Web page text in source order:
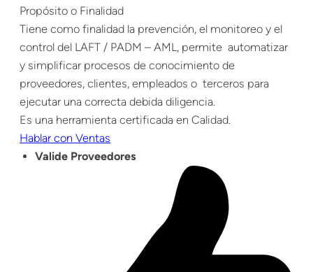
Propósito o Finalidad
Tiene como finalidad la prevención, el monitoreo y el
control del LAFT / PADM – AML, permite automatizar
y simplificar procesos de conocimiento de
proveedores, clientes, empleados o terceros para
ejecutar una correcta debida diligencia.
Es una herramienta certificada en Calidad.
Hablar con Ventas
Valide Proveedores